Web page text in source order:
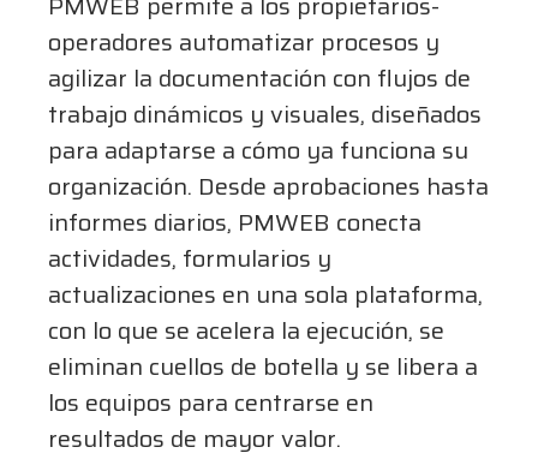
operadores automatizar procesos y
agilizar la documentación con flujos de
trabajo dinámicos y visuales, diseñados
para adaptarse a cómo ya funciona su
organización. Desde aprobaciones hasta
informes diarios, PMWEB conecta
actividades, formularios y
actualizaciones en una sola plataforma,
con lo que se acelera la ejecución, se
eliminan cuellos de botella y se libera a
los equipos para centrarse en
resultados de mayor valor.